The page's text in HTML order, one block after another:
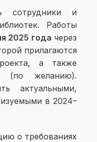
сотрудники и
Работы
2025 года через
прилагаются
а также
(по желанию).
актуальными,
в 2024–
о требованиях